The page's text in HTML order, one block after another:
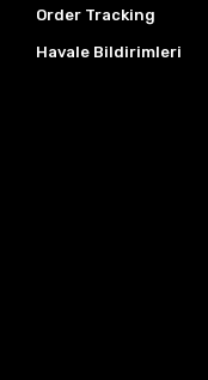
Order Tracking
Havale Bildirimleri